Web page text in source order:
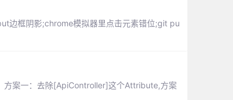
边框阴影;chrome模拟器里点击元素错位;git pu
方案一：去除[ApiController]这个Attribute,方案